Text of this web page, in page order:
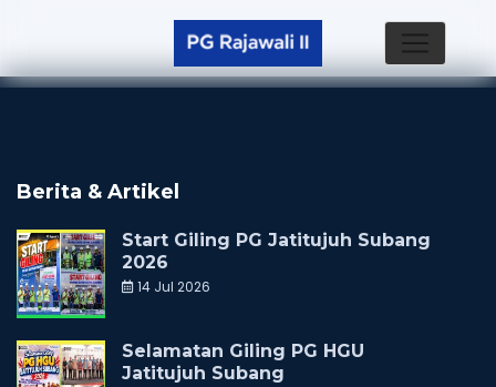
Berita & Artikel
Start Giling PG Jatitujuh Subang
2026
14 Jul 2026
Selamatan Giling PG HGU
Jatitujuh Subang